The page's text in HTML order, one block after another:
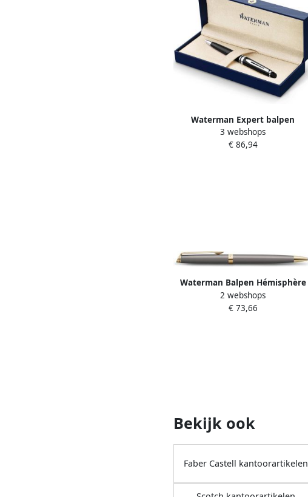
Waterman Expert balpen
medium zwart zilver in giftbox
3 webshops
€ 86,94
Waterman Balpen Hémisphère
Fashion Colors metallic grey GT
medium
2 webshops
€ 73,66
Bekijk ook
Faber Castell kantoorartikelen